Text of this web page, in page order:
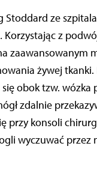
ze
Korzystając z
zaawansowanym
żywej tkanki.
obok tzw. wózka
zdalnie
przy konsoli
wyczuwać przez